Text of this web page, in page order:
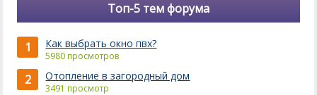
Топ-5 тем форума
1 Как выбрать окно пвх?
5980 просмотров
2 Отопление в загородный дом
3491 просмотр